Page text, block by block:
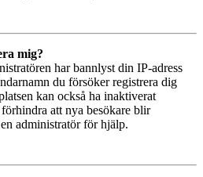
mig?
har bannlyst din IP-adress
du försöker registrera dig
kan också ha inaktiverat
att nya besökare blir
administratör för hjälp.